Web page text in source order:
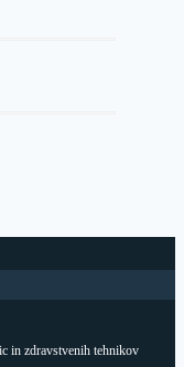
in zdravstvenih tehnikov